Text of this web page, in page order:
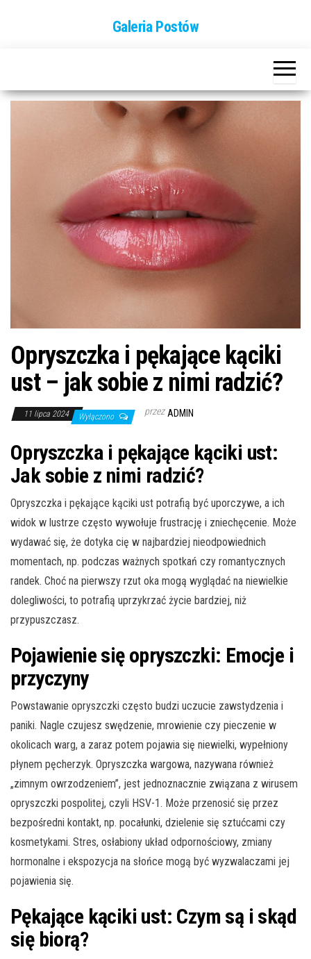
Galeria Postów
Opryszczka i pękające kąciki
ust – jak sobie z nimi radzić?
11 lipca 2024 Wyłączono przez ADMIN
Opryszczka i pękające kąciki ust:
Jak sobie z nimi radzić?
Opryszczka i pękające kąciki ust potrafią być uporczywe, a ich
widok w lustrze często wywołuje frustrację i zniechęcenie. Może
wydawać się, że dotyka cię w najbardziej nieodpowiednich
momentach, np. podczas ważnych spotkań czy romantycznych
randek. Choć na pierwszy rzut oka mogą wyglądać na niewielkie
dolegliwości, to potrafią uprzykrzać życie bardziej, niż
przypuszczasz.
Pojawienie się opryszczki: Emocje i
przyczyny
Powstawanie opryszczki często budzi uczucie zawstydzenia i
paniki. Nagle czujesz swędzenie, mrowienie czy pieczenie w
okolicach warg, a zaraz potem pojawia się niewielki, wypełniony
płynem pęcherzyk. Opryszczka wargowa, nazywana również
„zimnym owrzodzeniem”, jest jednoznacznie związana z wirusem
opryszczki pospolitej, czyli HSV-1. Może przenosić się przez
bezpośredni kontakt, np. pocałunki, dzielenie się sztućcami czy
kosmetykami. Stres, osłabiony układ odpornościowy, zmiany
hormonalne i ekspozycja na słońce mogą być wyzwalaczami jej
pojawienia się.
Pękające kąciki ust: Czym są i skąd
się biorą?